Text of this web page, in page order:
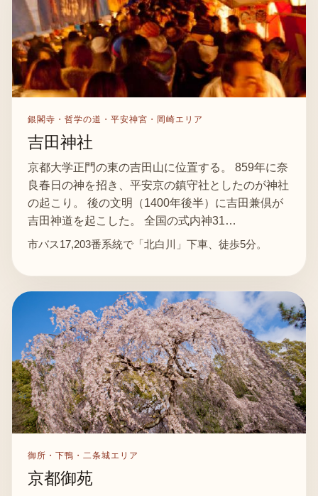
銀閣寺・哲学の道・平安神宮・岡崎エリア
吉田神社
京都大学正門の東の吉田山に位置する。 859年に奈
良春日の神を招き、平安京の鎮守社としたのが神社
の起こり。 後の文明（1400年後半）に吉田兼倶が
吉田神道を起こした。 全国の式内神31…
市バス17,203番系統で「北白川」下車、徒歩5分。
御所・下鴨・二条城エリア
京都御苑